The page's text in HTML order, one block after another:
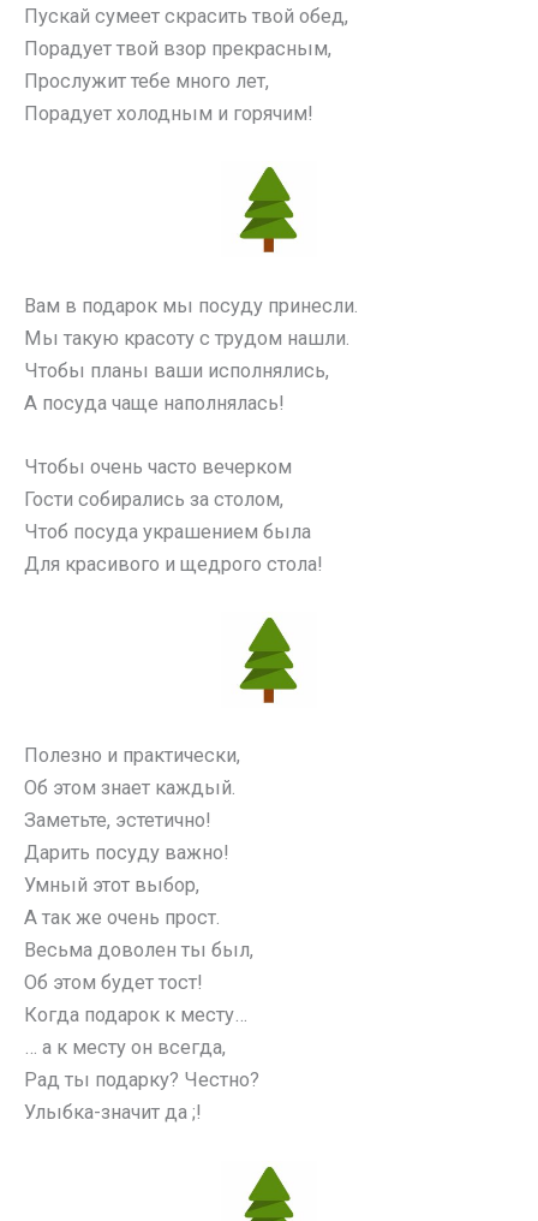
Пускай сумеет скрасить твой обед,
Порадует твой взор прекрасным,
Прослужит тебе много лет,
Порадует холодным и горячим!
Вам в подарок мы посуду принесли.
Мы такую красоту с трудом нашли.
Чтобы планы ваши исполнялись,
А посуда чаще наполнялась!
Чтобы очень часто вечерком
Гости собирались за столом,
Чтоб посуда украшением была
Для красивого и щедрого стола!
Полезно и практически,
Об этом знает каждый.
Заметьте, эстетично!
Дарить посуду важно!
Умный этот выбор,
А так же очень прост.
Весьма доволен ты был,
Об этом будет тост!
Когда подарок к месту…
… а к месту он всегда,
Рад ты подарку? Честно?
Улыбка-значит да ;!